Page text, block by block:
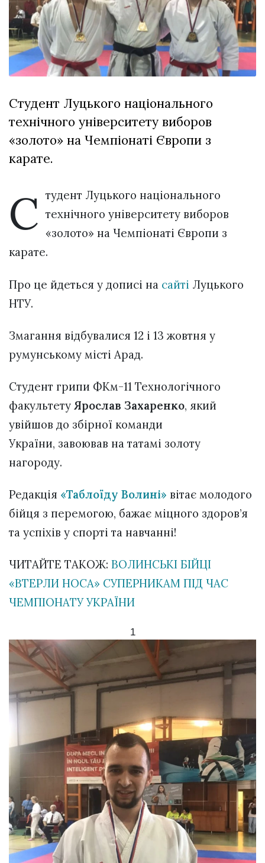
залишив у
Луцьку
три...
27 Липня 2026
770 переглядів
Всі розділи
Лайф
Афіша
ZONE 18+
Політика конфіденційності
Студент Луцького національного
технічного університету виборов
«золото» на Чемпіонаті Європи з
карате.
С тудент Луцького національного
технічного університету виборов
«золото» на Чемпіонаті Європи з
карате.
Про це йдеться у дописі на сайті Луцького
НТУ.
Змагання відбувалися 12 і 13 жовтня у
румунському місті Арад.
Студент грипи ФКм-11 Технологічного
факультету Ярослав Захаренко, який
увійшов до збірної команди
України, завоював на татамі золоту
нагороду.
Редакція «Таблоїду Волині» вітає молодого
бійця з перемогою, бажає міцного здоров’я
та успіхів у спорті та навчанні!
ЧИТАЙТЕ ТАКОЖ: ВОЛИНСЬКІ БІЙЦІ
«ВТЕРЛИ НОСА» СУПЕРНИКАМ ПІД ЧАС
ЧЕМПІОНАТУ УКРАЇНИ
1